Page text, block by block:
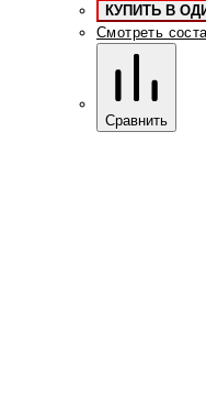
КУПИТЬ В
Смотреть
Сравнить